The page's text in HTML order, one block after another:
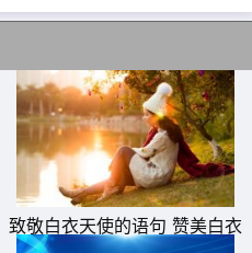
致敬白衣天使的语句 赞美白衣